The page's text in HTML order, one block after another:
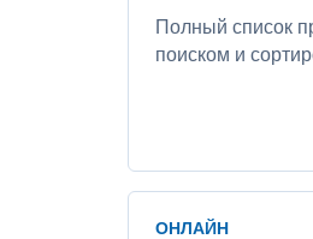
Полный список
поиском и
ОНЛАЙН